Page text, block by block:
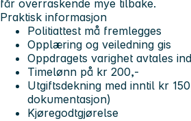
får overraskende mye tilbake.
Praktisk informasjon
Politiattest må fremlegges
Opplæring og veiledning gis
Oppdragets varighet avtales
Timelønn på kr 200,-
Utgiftsdekning med inntil kr
dokumentasjon)
Kjøregodtgjørelse